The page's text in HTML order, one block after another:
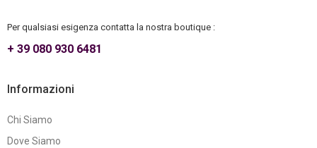
Per qualsiasi esigenza contatta la nostra boutique :
+ 39 080 930 6481
Informazioni
Chi Siamo
Dove Siamo